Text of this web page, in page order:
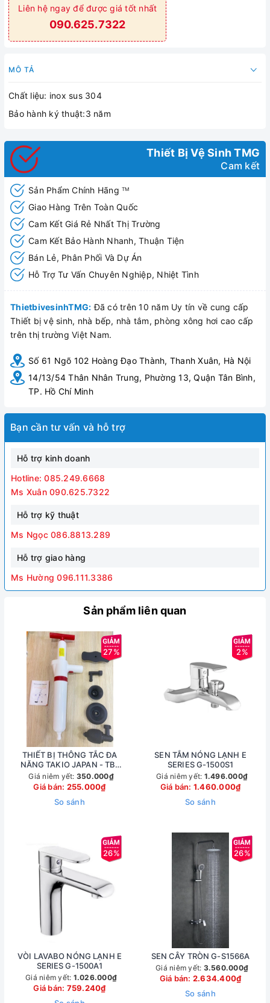
Liên hệ ngay để được giá tốt nhất
090.625.7322
MÔ TẢ
Chất liệu: inox sus 304
Bảo hành ký thuật:3 năm
Thiết Bị Vệ Sinh TMG
Cam kết
Sản Phẩm Chính Hãng TM
Giao Hàng Trên Toàn Quốc
Cam Kết Giá Rẻ Nhất Thị Trường
Cam Kết Bảo Hành Nhanh, Thuận Tiện
Bán Lẻ, Phân Phối Và Dự Án
Hỗ Trợ Tư Vấn Chuyên Nghiệp, Nhiệt Tình
ThietbivesinhTMG: Đã có trên 10 năm Uy tín về cung cấp
Thiết bị vệ sinh, nhà bếp, nhà tắm, phòng xông hơi cao cấp
trên thị trường Việt Nam.
Số 61 Ngõ 102 Hoàng Đạo Thành, Thanh Xuân, Hà Nội
14/13/54 Thân Nhân Trung, Phường 13, Quận Tân Bình,
TP. Hồ Chí Minh
Bạn cần tư vấn và hỗ trợ
Hỗ trợ kinh doanh
Hotline: 085.249.6668
Ms Xuân 090.625.7322
Hỗ trợ kỹ thuật
Ms Ngọc 086.8813.289
Hỗ trợ giao hàng
Ms Hường 096.111.3386
Sản phẩm liên quan
27%
THIẾT BỊ THÔNG TẮC ĐA
NĂNG TAKIO JAPAN - TB-
TTDN-TKO
Giá niêm yết: 350.000₫
Giá bán: 255.000₫
So sánh
2%
SEN TẮM NÓNG LẠNH E
SERIES G-1500S1
Giá niêm yết: 1.496.000₫
Giá bán: 1.460.000₫
So sánh
26%
VÒI LAVABO NÓNG LẠNH E
SERIES G-1500A1
Giá niêm yết: 1.026.000₫
Giá bán: 759.240₫
26%
SEN CÂY TRÒN G-S1566A
Giá niêm yết: 3.560.000₫
Giá bán: 2.634.400₫
So sánh